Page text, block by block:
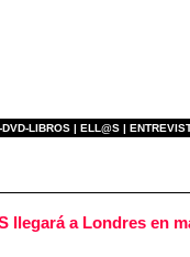
DVD-LIBROS | ELL@S |
llegará a Londres en